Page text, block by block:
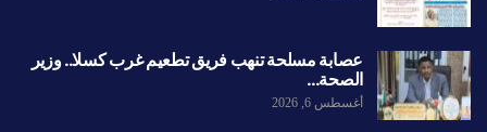
عصابة مسلحة تنهب فريق تطعيم غرب كسلا.. وزير
الصحة…
أغسطس 6, 2026